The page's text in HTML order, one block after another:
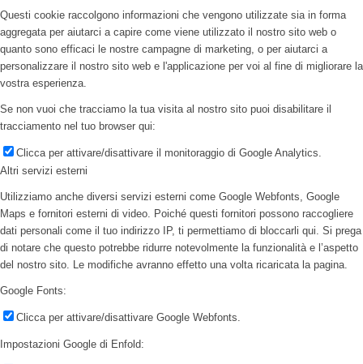
Questi cookie raccolgono informazioni che vengono utilizzate sia in forma
aggregata per aiutarci a capire come viene utilizzato il nostro sito web o
quanto sono efficaci le nostre campagne di marketing, o per aiutarci a
personalizzare il nostro sito web e l'applicazione per voi al fine di migliorare la
vostra esperienza.
Se non vuoi che tracciamo la tua visita al nostro sito puoi disabilitare il
tracciamento nel tuo browser qui:
Clicca per attivare/disattivare il monitoraggio di Google Analytics.
Altri servizi esterni
Utilizziamo anche diversi servizi esterni come Google Webfonts, Google
Maps e fornitori esterni di video. Poiché questi fornitori possono raccogliere
dati personali come il tuo indirizzo IP, ti permettiamo di bloccarli qui. Si prega
di notare che questo potrebbe ridurre notevolmente la funzionalità e l’aspetto
del nostro sito. Le modifiche avranno effetto una volta ricaricata la pagina.
Google Fonts:
Clicca per attivare/disattivare Google Webfonts.
Impostazioni Google di Enfold: